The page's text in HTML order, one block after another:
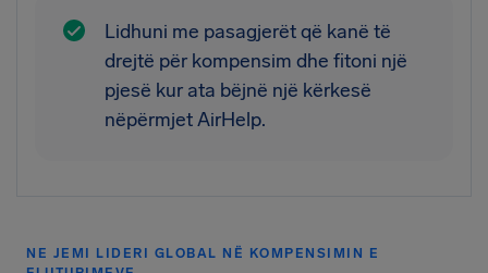
Lidhuni me pasagjerët që kanë të
drejtë për kompensim dhe fitoni një
pjesë kur ata bëjnë një kërkesë
nëpërmjet AirHelp.
NE JEMI LIDERI GLOBAL NË KOMPENSIMIN E